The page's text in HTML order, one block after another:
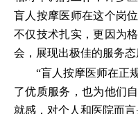
盲人按摩医师在这个岗
不仅技术扎实，更因为
会，展现出极佳的服务态
“盲人按摩医师在正
了优质服务，也为他们
就感，对个人和医院而